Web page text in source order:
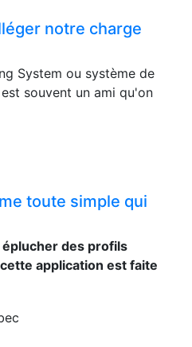
notre charge
System ou système de
souvent un ami qu'on
toute simple qui
éplucher des profils
application est faite